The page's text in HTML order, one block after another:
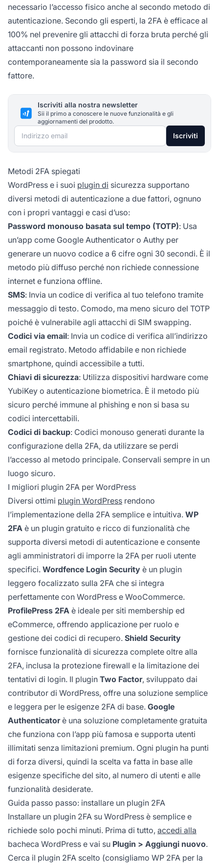
necessario l’accesso fisico anche al secondo metodo di
autenticazione. Secondo gli esperti, la 2FA è efficace al
100% nel prevenire gli attacchi di forza bruta perché gli
attaccanti non possono indovinare
contemporaneamente sia la password sia il secondo
fattore.
Iscriviti alla nostra newsletter
Sii il primo a conoscere le nuove funzionalità e gli
aggiornamenti del prodotto.
Indirizzo email Iscriviti
Metodi 2FA spiegati
WordPress e i suoi plugin di sicurezza supportano
diversi metodi di autenticazione a due fattori, ognuno
con i propri vantaggi e casi d’uso:
Password monouso basata sul tempo (TOTP): Usa
un’app come Google Authenticator o Authy per
generare un nuovo codice a 6 cifre ogni 30 secondi. È il
metodo più diffuso perché non richiede connessione
internet e funziona offline.
SMS: Invia un codice di verifica al tuo telefono tramite
messaggio di testo. Comodo, ma meno sicuro del TOTP
poiché è vulnerabile agli attacchi di SIM swapping.
Codici via email: Invia un codice di verifica all’indirizzo
email registrato. Metodo affidabile e non richiede
smartphone, quindi accessibile a tutti.
Chiavi di sicurezza: Utilizza dispositivi hardware come
YubiKey o autenticazione biometrica. È il metodo più
sicuro perché immune al phishing e non si basa su
codici intercettabili.
Codici di backup: Codici monouso generati durante la
configurazione della 2FA, da utilizzare se perdi
l’accesso al metodo principale. Conservali sempre in un
luogo sicuro.
I migliori plugin 2FA per WordPress
Diversi ottimi plugin WordPress rendono
l’implementazione della 2FA semplice e intuitiva. WP
2FA è un plugin gratuito e ricco di funzionalità che
supporta diversi metodi di autenticazione e consente
agli amministratori di imporre la 2FA per ruoli utente
specifici. Wordfence Login Security è un plugin
leggero focalizzato sulla 2FA che si integra
perfettamente con WordPress e WooCommerce.
ProfilePress 2FA è ideale per siti membership ed
eCommerce, offrendo applicazione per ruolo e
gestione dei codici di recupero. Shield Security
fornisce funzionalità di sicurezza complete oltre alla
2FA, inclusa la protezione firewall e la limitazione dei
tentativi di login. Il plugin Two Factor, sviluppato dai
contributor di WordPress, offre una soluzione semplice
e leggera per le esigenze 2FA di base. Google
Authenticatorè una soluzione completamente gratuita
che funziona con l’app più famosa e supporta utenti
illimitati senza limitazioni premium. Ogni plugin ha punti
di forza diversi, quindi la scelta va fatta in base alle
esigenze specifiche del sito, al numero di utenti e alle
funzionalità desiderate.
Guida passo passo: installare un plugin 2FA
Installare un plugin 2FA su WordPress è semplice e
richiede solo pochi minuti. Prima di tutto, accedi alla
bacheca WordPress e vai su Plugin > Aggiungi nuovo.
Cerca il plugin 2FA scelto (consigliamo WP 2FA per la